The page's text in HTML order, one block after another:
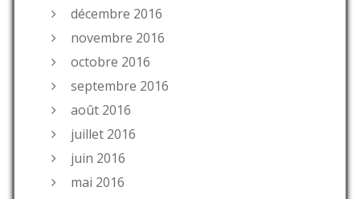
décembre 2016
novembre 2016
octobre 2016
septembre 2016
août 2016
juillet 2016
juin 2016
mai 2016